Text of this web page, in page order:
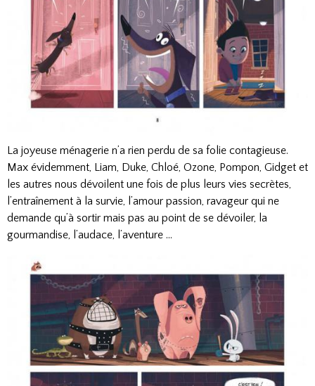
La joyeuse ménagerie n’a rien perdu de sa folie contagieuse.
Max évidemment, Liam, Duke, Chloé, Ozone, Pompon, Gidget et
les autres nous dévoilent une fois de plus leurs vies secrètes,
l’entraînement à la survie, l’amour passion, ravageur qui ne
demande qu’à sortir mais pas au point de se dévoiler, la
gourmandise, l’audace, l’aventure ...